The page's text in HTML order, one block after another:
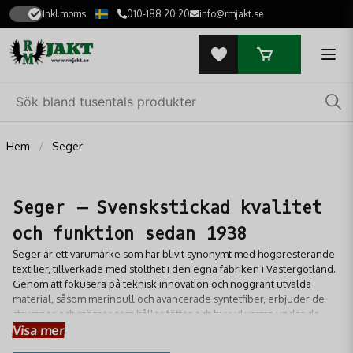
Inkl.moms 010-188 20 20 info@rmjakt.se
Hem Seger
Seger – Svenskstickad kvalitet
och funktion sedan 1938
Seger är ett varumärke som har blivit synonymt med högpresterande
textilier, tillverkade med stolthet i den egna fabriken i Västergötland.
Genom att fokusera på teknisk innovation och noggrant utvalda
material, såsom merinoull och avancerade syntetfiber, erbjuder de
strumpor och mössor som håller fötter och huvud varma under de
mest krävande förhållanden. För jägaren innebär en strumpa från
Visa mer